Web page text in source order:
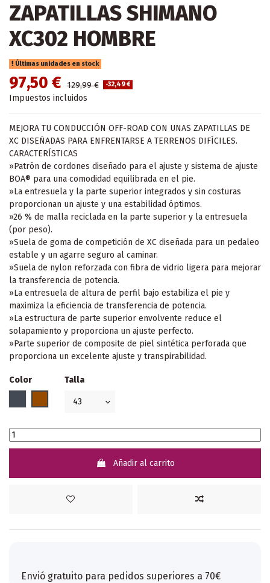
ZAPATILLAS SHIMANO
XC302 HOMBRE
Últimas unidades en stock
97,50 € 129,99 € -32,49 €
Impuestos incluidos
MEJORA TU CONDUCCIÓN OFF-ROAD CON UNAS ZAPATILLAS DE
XC DISEÑADAS PARA ENFRENTARSE A TERRENOS DIFÍCILES.
CARACTERÍSTICAS
»Patrón de cordones diseñado para el ajuste y sistema de ajuste
BOA® para una comodidad equilibrada en el pie.
»La entresuela y la parte superior integrados y sin costuras
proporcionan un ajuste y una estabilidad óptimos.
»26 % de malla reciclada en la parte superior y la entresuela
(por peso).
»Suela de goma de competición de XC diseñada para un pedaleo
estable y un agarre seguro al caminar.
»Suela de nylon reforzada con fibra de vidrio ligera para mejorar
la transferencia de potencia.
»La entresuela de altura de perfil bajo estabiliza el pie y
maximiza la eficiencia de transferencia de potencia.
»La estructura de parte superior envolvente reduce el
solapamiento y proporciona un ajuste perfecto.
»Parte superior de composite de piel sintética perforada que
proporciona un excelente ajuste y transpirabilidad.
Color
Talla
Añadir al carrito
Envió gratuito para pedidos superiores a 70€